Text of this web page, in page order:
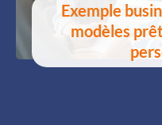
Exemple
modèles